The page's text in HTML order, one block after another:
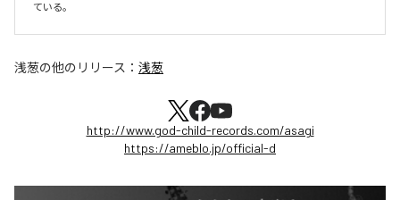
ている。
浅葱の他のリリース： 浅葱
http://www.god-child-records.com/asagi
https://ameblo.jp/official-d